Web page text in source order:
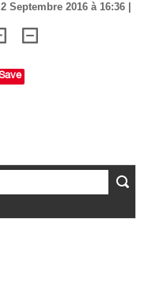
2016 à 16:36 |